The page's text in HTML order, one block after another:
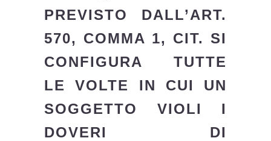
PREVISTO DALL’ART.
570, COMMA 1, CIT. SI
CONFIGURA TUTTE
LE VOLTE IN CUI UN
SOGGETTO VIOLI I
DOVERI DI